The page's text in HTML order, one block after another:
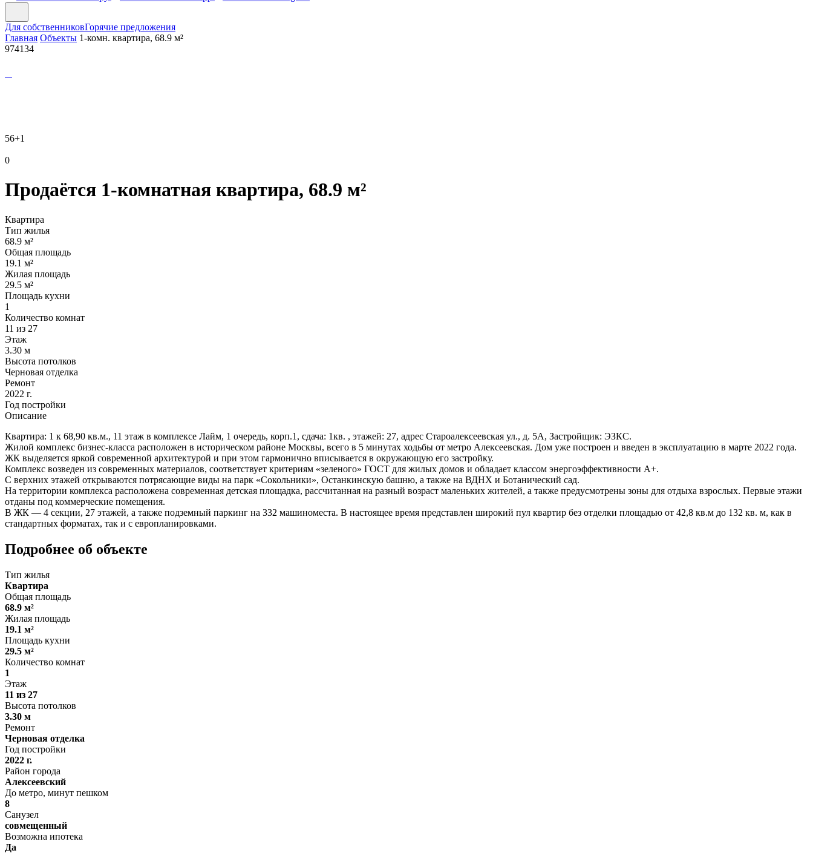
Для собственниковГорячие предложения
Главная Объекты 1-комн. квартира, 68.9 м²
974134
56+1
0
Продаётся 1-комнатная квартира, 68.9 м²
Квартира
Тип жилья
68.9 м²
Общая площадь
19.1 м²
Жилая площадь
29.5 м²
Площадь кухни
1
Количество комнат
11 из 27
Этаж
3.30 м
Высота потолков
Черновая отделка
Ремонт
2022 г.
Год постройки
Описание
Квартира: 1 к 68,90 кв.м., 11 этаж в комплексе Лайм, 1 очередь, корп.1, сдача: 1кв. , этажей: 27, адрес Староалексеевская ул., д. 5А, Застройщик: ЭЗКС.
Жилой комплекс бизнес-класса расположен в историческом районе Москвы, всего в 5 минутах ходьбы от метро Алексеевская. Дом уже построен и введен в эксплуатацию в марте 2022 года.
ЖК выделяется яркой современной архитектурой и при этом гармонично вписывается в окружающую его застройку.
Комплекс возведен из современных материалов, соответствует критериям «зеленого» ГОСТ для жилых домов и обладает классом энергоэффективности А+.
С верхних этажей открываются потрясающие виды на парк «Сокольники», Останкинскую башню, а также на ВДНХ и Ботанический сад.
На территории комплекса расположена современная детская площадка, рассчитанная на разный возраст маленьких жителей, а также предусмотрены зоны для отдыха взрослых. Первые этажи
отданы под коммерческие помещения.
В ЖК — 4 секции, 27 этажей, а также подземный паркинг на 332 машиноместа. В настоящее время представлен широкий пул квартир без отделки площадью от 42,8 кв.м до 132 кв. м, как в
стандартных форматах, так и с европланировками.
Подробнее об объекте
Тип жилья
Квартира
Общая площадь
68.9 м²
Жилая площадь
19.1 м²
Площадь кухни
29.5 м²
Количество комнат
1
Этаж
11 из 27
Высота потолков
3.30 м
Ремонт
Черновая отделка
Год постройки
2022 г.
Район города
Алексеевский
До метро, минут пешком
8
Санузел
совмещенный
Возможна ипотека
Да